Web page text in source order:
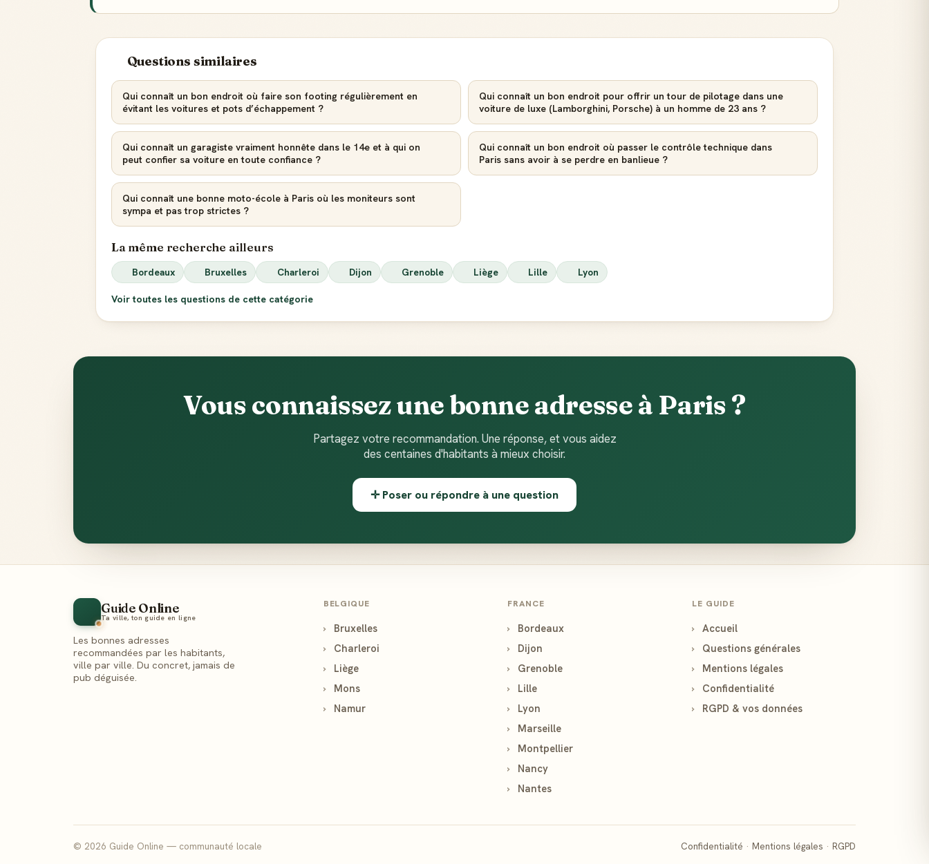
Questions similaires
Qui connaît un bon endroit où faire son footing régulièrement en
évitant les voitures et pots d’échappement ?
Qui connaît un bon endroit pour offrir un tour de pilotage dans une
voiture de luxe (Lamborghini, Porsche) à un homme de 23 ans ?
Qui connaît un garagiste vraiment honnête dans le 14e et à qui on
peut confier sa voiture en toute confiance ?
Qui connaît un bon endroit où passer le contrôle technique dans
Paris sans avoir à se perdre en banlieue ?
Qui connaît une bonne moto-école à Paris où les moniteurs sont
sympa et pas trop strictes ?
La même recherche ailleurs
Bordeaux Bruxelles Charleroi Dijon Grenoble Liège Lille Lyon
Voir toutes les questions de cette catégorie
quelqu'un
Créer mon compte Guide
Vous connaissez une bonne adresse à Paris ?
Partagez votre recommandation. Une réponse, et vous aidez
des centaines d'habitants à mieux choisir.
✛ Poser ou répondre à une question
Guide Online
Ta ville, ton guide en ligne
Les bonnes adresses
recommandées par les habitants,
ville par ville. Du concret, jamais de
pub déguisée.
BELGIQUE
›
Bruxelles
›
Charleroi
›
Liège
›
Mons
›
Namur
FRANCE
›
Bordeaux
›
Dijon
›
Grenoble
›
Lille
›
Lyon
›
Marseille
›
Montpellier
›
Nancy
›
Nantes
LE GUIDE
›
Accueil
›
Questions générales
›
Mentions légales
›
Confidentialité
›
RGPD & vos données
© 2026 Guide Online — communauté locale Confidentialité · Mentions légales · RGPD